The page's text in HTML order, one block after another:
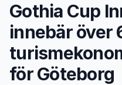
Gothia Cup
innebär över
för Göteborg